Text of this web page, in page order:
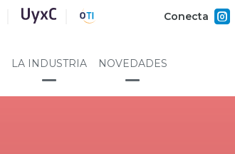
Conecta 
LA INDUSTRIA NOVEDADES